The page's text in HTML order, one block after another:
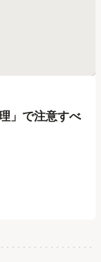
」で注意すべ